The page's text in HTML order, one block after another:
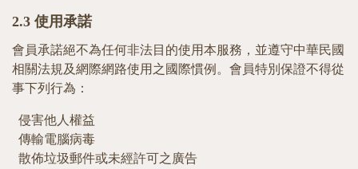
2.3 使用承諾
會員承諾絕不為任何非法目的使用本服務，並遵守中華民國
相關法規及網際網路使用之國際慣例。會員特別保證不得從
事下列行為：
侵害他人權益
傳輸電腦病毒
散佈垃圾郵件或未經許可之廣告